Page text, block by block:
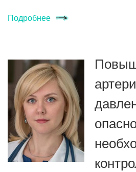
Подробнее